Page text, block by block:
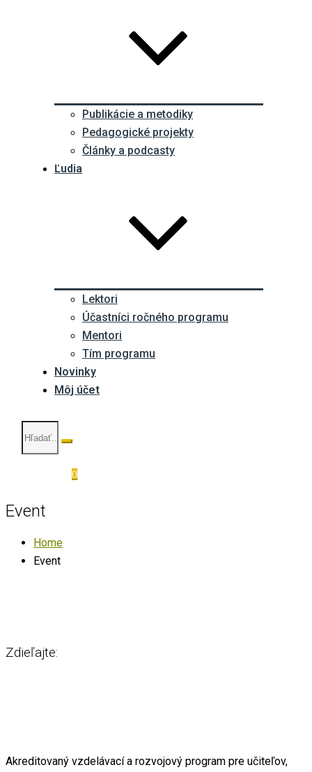
Publikácie a metodiky
Pedagogické projekty
Články a podcasty
Ľudia
Lektori
Účastníci ročného programu
Mentori
Tím programu
Novinky
Môj účet
0
Event
Home
Event
Zdieľajte:
Akreditovaný vzdelávací a rozvojový program pre učiteľov,